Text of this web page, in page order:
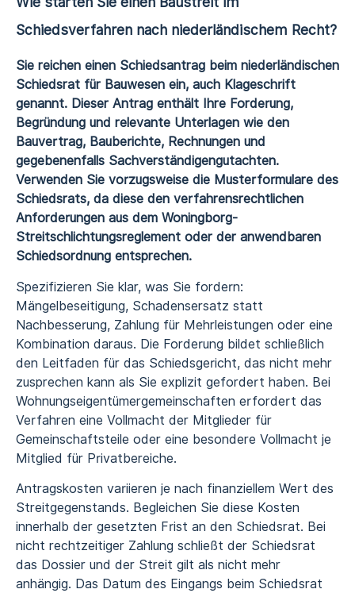
Schiedsverfahren nach niederländischem Recht?
Sie reichen einen Schiedsantrag beim niederländischen
Schiedsrat für Bauwesen ein, auch Klageschrift
genannt. Dieser Antrag enthält Ihre Forderung,
Begründung und relevante Unterlagen wie den
Bauvertrag, Bauberichte, Rechnungen und
gegebenenfalls Sachverständigengutachten.
Verwenden Sie vorzugsweise die Musterformulare des
Schiedsrats, da diese den verfahrensrechtlichen
Anforderungen aus dem Woningborg-
Streitschlichtungsreglement oder der anwendbaren
Schiedsordnung entsprechen.
Spezifizieren Sie klar, was Sie fordern:
Mängelbeseitigung, Schadensersatz statt
Nachbesserung, Zahlung für Mehrleistungen oder eine
Kombination daraus. Die Forderung bildet schließlich
den Leitfaden für das Schiedsgericht, das nicht mehr
zusprechen kann als Sie explizit gefordert haben. Bei
Wohnungseigentümergemeinschaften erfordert das
Verfahren eine Vollmacht der Mitglieder für
Gemeinschaftsteile oder eine besondere Vollmacht je
Mitglied für Privatbereiche.
Antragskosten variieren je nach finanziellem Wert des
Streitgegenstands. Begleichen Sie diese Kosten
innerhalb der gesetzten Frist an den Schiedsrat. Bei
nicht rechtzeitiger Zahlung schließt der Schiedsrat
das Dossier und der Streit gilt als nicht mehr
anhängig. Das Datum des Eingangs beim Schiedsrat